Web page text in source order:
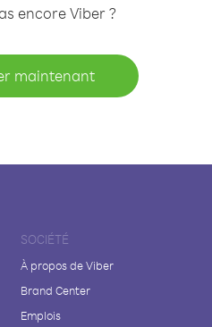
encore Viber ?
maintenant
SOCIÉTÉ
À propos de Viber
Brand Center
Emplois